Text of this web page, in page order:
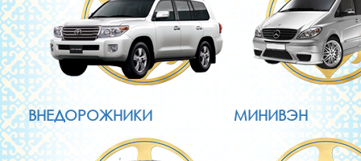
ВНЕДОРОЖНИКИ МИНИВЭН